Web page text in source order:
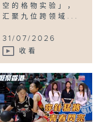
空的格物实验」，
汇聚九位跨领域...
31/07/2026
收看